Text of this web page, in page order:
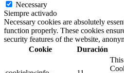
Necessary
Siempre activado
Necessary cookies are absolutely
function properly. These cookies
security features of the website,
Cookie
Duración